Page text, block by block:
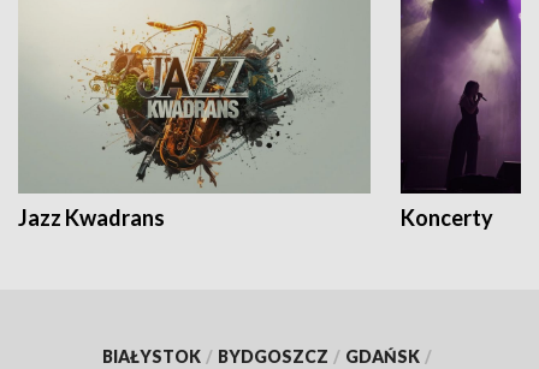
Jazz Kwadrans Koncerty
BIAŁYSTOK / BYDGOSZCZ / GDAŃSK /